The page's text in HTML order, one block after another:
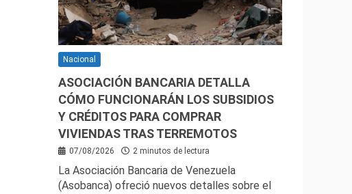
Nacional
ASOCIACIÓN BANCARIA DETALLA
CÓMO FUNCIONARÁN LOS SUBSIDIOS
Y CRÉDITOS PARA COMPRAR
VIVIENDAS TRAS TERREMOTOS
07/08/2026 2 minutos de lectura
La Asociación Bancaria de Venezuela
(Asobanca) ofreció nuevos detalles sobre el